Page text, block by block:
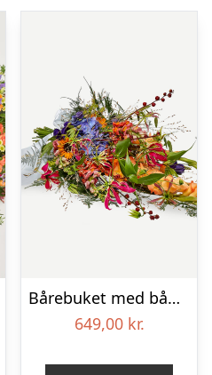
Bårebuket med bånd – Et farverigt farvel
649,00 kr.